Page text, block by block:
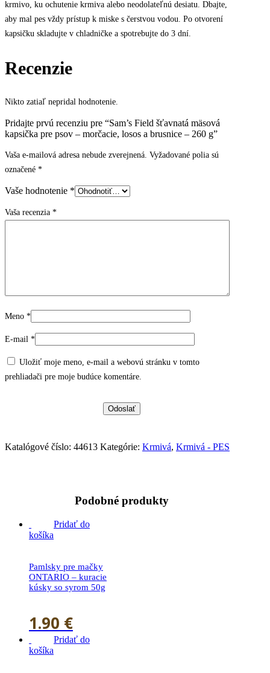
krmivo, ku ochutenie krmiva alebo neodolateľnú desiatu. Dbajte,
aby mal pes vždy prístup k miske s čerstvou vodou. Po otvorení
kapsičku skladujte v chladničke a spotrebujte do 3 dní.
Recenzie
Nikto zatiaľ nepridal hodnotenie.
Pridajte prvú recenziu pre “Sam’s Field šťavnatá mäsová
kapsička pre psov – morčacie, losos a brusnice – 260 g”
Vaša e-mailová adresa nebude zverejnená. Vyžadované polia sú
označené *
Vaše hodnotenie *
Vaša recenzia *
Meno *
E-mail *
Uložiť moje meno, e-mail a webovú stránku v tomto
prehliadači pre moje budúce komentáre.
Katalógové číslo: 44613 Kategórie: Krmivá, Krmivá - PES
Podobné produkty
Pridať do
košíka
Pamlsky pre mačky
ONTARIO – kuracie
kúsky so syrom 50g
1.90 €
Pridať do
košíka